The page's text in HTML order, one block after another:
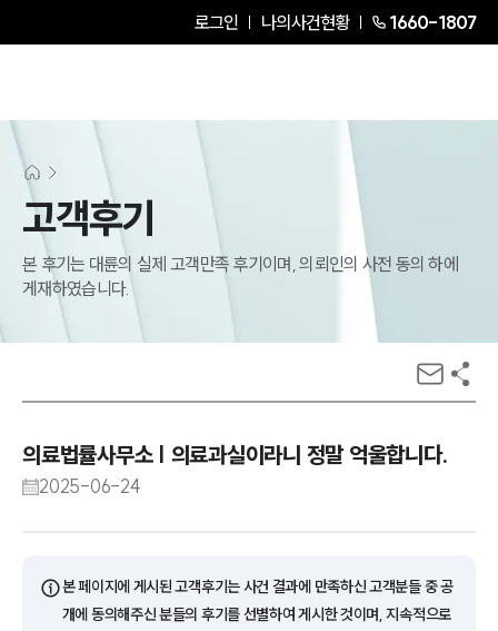
로그인 나의사건현황 1660-1807
고객후기
본 후기는 대륜의 실제 고객만족 후기이며, 의뢰인의 사전 동의 하에
게재하였습니다.
의료법률사무소 | 의료과실이라니 정말 억울합니다.
2025-06-24
ⓘ본 페이지에 게시된 고객후기는 사건 결과에 만족하신 고객분들 중 공
개에 동의해주신 분들의 후기를 선별하여 게시한 것이며, 지속적으로